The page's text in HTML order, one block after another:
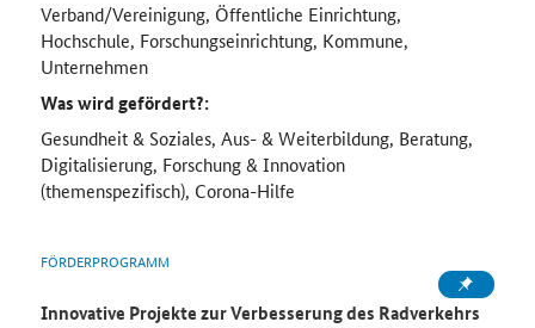
Verband/Vereinigung, Öffentliche Einrichtung,
Hochschule, Forschungseinrichtung, Kommune,
Unternehmen
Was wird gefördert?:
Gesundheit & Soziales, Aus- & Weiterbildung, Beratung,
Digitalisierung, Forschung & Innovation
(themenspezifisch), Corona-Hilfe
FÖRDERPROGRAMM
Innovative Projekte zur Verbesserung des Radverkehrs